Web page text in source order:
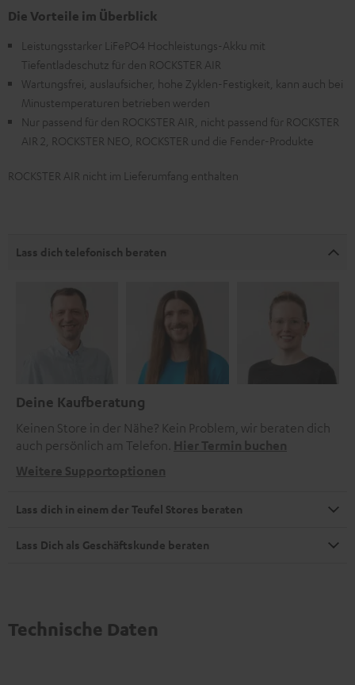
Die Vorteile im Überblick
Leistungsstarker LiFePO4 Hochleistungs-Akku mit
Tiefentladeschutz für den ROCKSTER AIR
Wartungsfrei, auslaufsicher, hohe Zyklen-Festigkeit, kann auch bei
Minustemperaturen betrieben werden
Nur passend für den ROCKSTER AIR, nicht passend für ROCKSTER
AIR 2, ROCKSTER NEO, ROCKSTER und die Fender-Produkte
ROCKSTER AIR nicht im Lieferumfang enthalten
Lass dich telefonisch beraten
Deine Kaufberatung
Keinen Store in der Nähe? Kein Problem, wir beraten dich
auch persönlich am Telefon. Hier Termin buchen
Weitere Supportoptionen
Lass dich in einem der Teufel Stores beraten
Lass Dich als Geschäftskunde beraten
Technische Daten